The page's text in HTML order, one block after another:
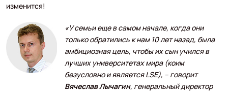
изменится!
«У семьи еще в самом начале, когда они
только обратились к нам 10 лет назад, была
амбициозная цель, чтобы их сын учился в
лучших университетах мира (коим
безусловно и является LSE), – говорит
Вячеслав Лычагин, генеральный директор